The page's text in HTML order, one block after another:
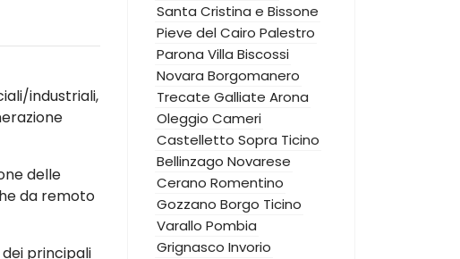
industriali,
delle
da remoto
principali
Santa Cristina e Bissone
Pieve del Cairo Palestro
Parona Villa Biscossi
Novara Borgomanero
Trecate Galliate Arona
Oleggio Cameri
Castelletto Sopra Ticino
Bellinzago Novarese
Cerano Romentino
Gozzano Borgo Ticino
Varallo Pombia
Grignasco Invorio